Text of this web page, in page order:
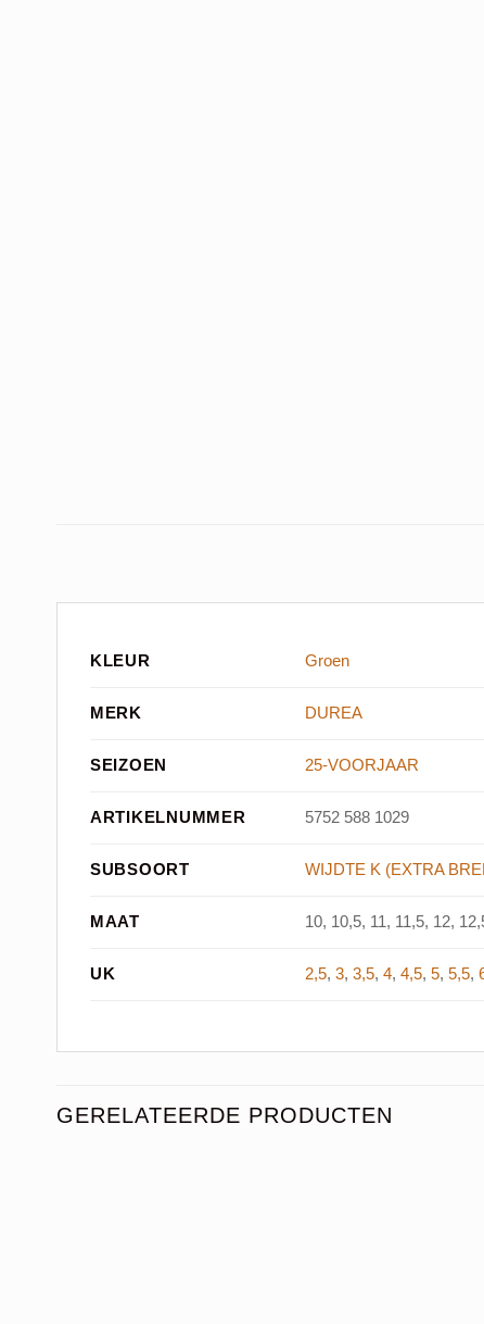
KLEUR Groen
MERK DUREA
SEIZOEN 25-VOORJAAR
ARTIKELNUMMER 5752 588 1029
SUBSOORT WIJDTE K (EXTRA
MAAT 10, 10,5, 11, 11,5, 12,
UK 2,5,3,3,5,4,4,5,5,5,5,
GERELATEERDE PRODUCTEN